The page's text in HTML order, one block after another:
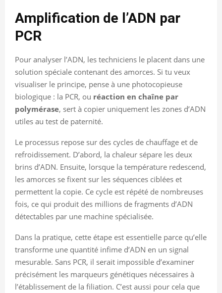
Amplification de l’ADN par
PCR
Pour analyser l’ADN, les techniciens le placent dans une
solution spéciale contenant des amorces. Si tu veux
visualiser le principe, pense à une photocopieuse
biologique : la PCR, ou réaction en chaîne par
polymérase, sert à copier uniquement les zones d’ADN
utiles au test de paternité.
Le processus repose sur des cycles de chauffage et de
refroidissement. D’abord, la chaleur sépare les deux
brins d’ADN. Ensuite, lorsque la température redescend,
les amorces se fixent sur les séquences ciblées et
permettent la copie. Ce cycle est répété de nombreuses
fois, ce qui produit des millions de fragments d’ADN
détectables par une machine spécialisée.
Dans la pratique, cette étape est essentielle parce qu’elle
transforme une quantité infime d’ADN en un signal
mesurable. Sans PCR, il serait impossible d’examiner
précisément les marqueurs génétiques nécessaires à
l’établissement de la filiation. C’est aussi pour cela que